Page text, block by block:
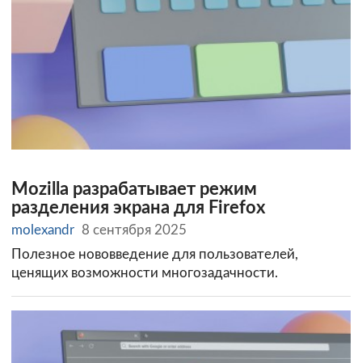
Mozilla разрабатывает режим
разделения экрана для Firefox
molexandr 8 сентября 2025
Полезное нововведение для пользователей,
ценящих возможности многозадачности.